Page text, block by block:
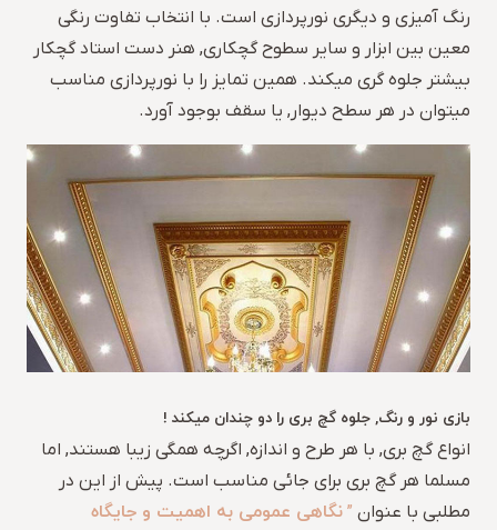
رنگ آمیزی و دیگری نورپردازی است. با انتخاب تفاوت رنگی
معین بین ابزار و سایر سطوح گچکاری, هنر دست استاد گچکار
بیشتر جلوه گری میکند. همین تمایز را با نورپردازی مناسب
میتوان در هر سطح دیوار, یا سقف بوجود آورد.
بازی نور و رنگ, جلوه گچ بری را دو چندان میکند !
انواع گچ بری, با هر طرح و اندازه, اگرچه همگی زیبا هستند, اما
مسلما هر گچ بری برای جائی مناسب است. پیش از این در
مطلبی با عنوان ” نگاهی عمومی به اهمیت و جایگاه